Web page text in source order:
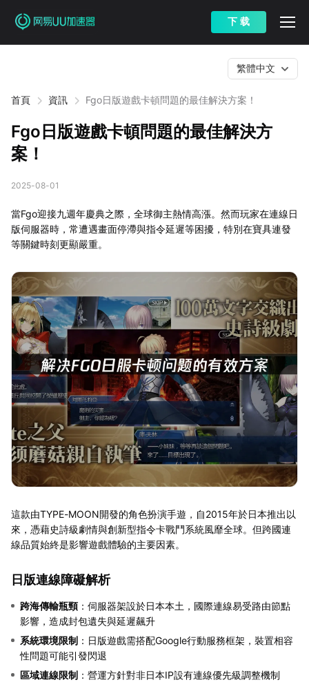
下 载
首頁 資訊 Fgo日版遊戲卡頓問題的最佳解決方案！
繁體中文
Fgo日版遊戲卡頓問題的最佳解決方
案！
2025-08-01
當Fgo迎接九週年慶典之際，全球御主熱情高漲。然而玩家在連線日
版伺服器時，常遭遇畫面停滯與指令延遲等困擾，特別在寶具連發
等關鍵時刻更顯嚴重。
這款由TYPE-MOON開發的角色扮演手遊，自2015年於日本推出以
來，憑藉史詩級劇情與創新型指令卡戰鬥系統風靡全球。但跨國連
線品質始終是影響遊戲體驗的主要因素。
日版連線障礙解析
跨海傳輸瓶頸 ：伺服器架設於日本本土，國際連線易受路由節點
影響，造成封包遺失與延遲飆升
系統環境限制 ：日版遊戲需搭配Google行動服務框架，裝置相容
性問題可能引發閃退
區域連線限制 ：營運方針對非日本IP設有連線優先級調整機制